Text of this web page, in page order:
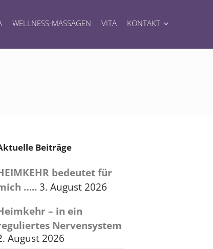
WELLNESS-MASSAGEN VITA KONTAKT
Beiträge
bedeutet für
…..3. August 2026
– in ein
Nervensystem
August 2026